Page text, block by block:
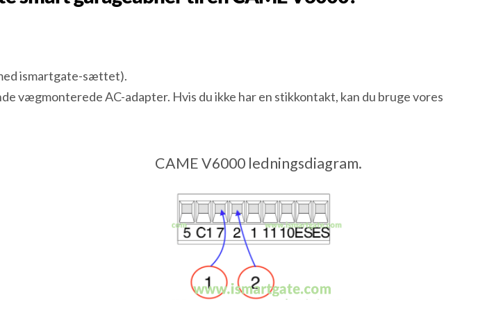
ismartgate-sættet).
vægmonterede AC-adapter. Hvis du ikke har en stikkontakt, kan du bruge vores
CAME V6000 ledningsdiagram.